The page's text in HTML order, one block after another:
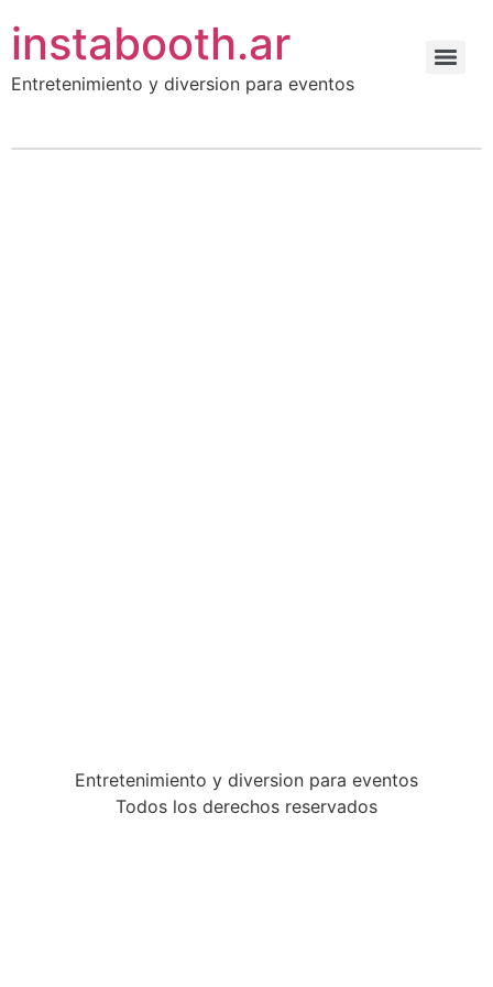
instabooth.ar
Entretenimiento y diversion para eventos
Entretenimiento y diversion para eventos
Todos los derechos reservados